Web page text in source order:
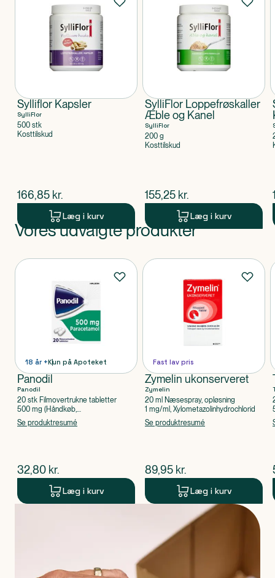
Sylliflor Kapsler
SylliFlor
500 stk
Kosttilskud
$nuværende pris
166,85 kr.
Læg i kurv
SylliFlor Loppefrøskaller
Æble og Kanel
SylliFlor
200 g
Kosttilskud
$nuværende pris
155,25 kr.
Læg i kurv
Produkt 1 af 0
Vores udvalgte produkter
Produkter
18 år +Kun på Apoteket
Panodil
Panodil
20 stk Filmovertrukne tabletter
500 mg (Håndkøb,
apoteksforbeholdt), Paracetamol
Se produktresumé
$nuværende pris
32,80 kr.
Læg i kurv
Fast lav pris
Zymelin ukonserveret
Zymelin
20 ml Næsespray, opløsning
1 mg/ml, Xylometazolinhydrochlorid
Se produktresumé
$nuværende pris
89,95 kr.
Læg i kurv